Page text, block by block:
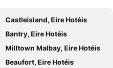
Castleisland, Eire Hotéis
Bantry, Eire Hotéis
Milltown Malbay, Eire Hotéis
Beaufort, Eire Hotéis